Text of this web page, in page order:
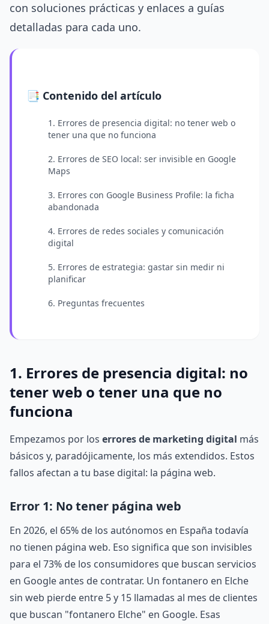
con soluciones prácticas y enlaces a guías
detalladas para cada uno.
📑 Contenido del artículo
1. Errores de presencia digital: no tener web o
tener una que no funciona
2. Errores de SEO local: ser invisible en Google
Maps
3. Errores con Google Business Profile: la ficha
abandonada
4. Errores de redes sociales y comunicación
digital
5. Errores de estrategia: gastar sin medir ni
planificar
6. Preguntas frecuentes
1. Errores de presencia digital: no
tener web o tener una que no
funciona
Empezamos por los errores de marketing digital más
básicos y, paradójicamente, los más extendidos. Estos
fallos afectan a tu base digital: la página web.
Error 1: No tener página web
En 2026, el 65% de los autónomos en España todavía
no tienen página web. Eso significa que son invisibles
para el 73% de los consumidores que buscan servicios
en Google antes de contratar. Un fontanero en Elche
sin web pierde entre 5 y 15 llamadas al mes de clientes
que buscan "fontanero Elche" en Google. Esas